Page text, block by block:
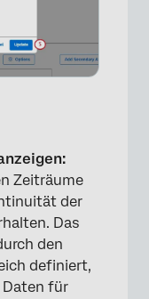
Zeiträume
der
Das
den
definiert,
Daten für